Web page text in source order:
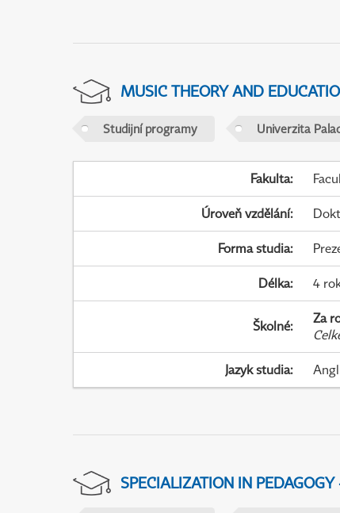
MUSIC THEORY AND
Studijní programy Univerzita
Fakulta:
Úroveň vzdělání:
Forma studia:
Délka: 4
Školné: Za
Jazyk studia:
SPECIALIZATION IN